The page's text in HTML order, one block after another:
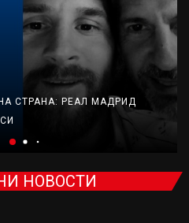
СТРАНА: РЕАЛ МАДРИД
НОВОСТИ